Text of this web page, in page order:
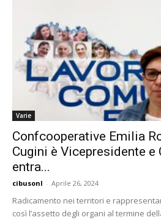
Varie
Confcooperative Emilia
Cugini è Vicepresidente e
entra...
cibusonl - Aprile 26, 2024
Radicamento nei territori e
così l’assetto degli organi al termine